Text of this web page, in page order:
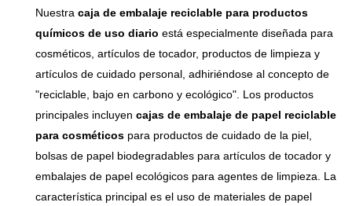
origen vegetal y productos
naturales para el cuidado del
cabello; ampliamente
utilizado en canales de venta
minorista y comercio
electrónico para marcas de
belleza y cuidado personal.
productos de belleza y
cuidado capilar. Fabricadas
con materiales de papel
ecológicos de alta calidad,
estas cajas no solo son
reciclables y biodegradables,
sino que también ofrecen
una imagen elegante y
sofisticada que realzará tu
marca.
Nuestra caja de embalaje reciclable para productos
químicos de uso diario está especialmente diseñada para
cosméticos, artículos de tocador, productos de limpieza y
artículos de cuidado personal, adhiriéndose al concepto de
"reciclable, bajo en carbono y ecológico". Los productos
principales incluyen cajas de embalaje de papel reciclable
para cosméticos para productos de cuidado de la piel,
bolsas de papel biodegradables para artículos de tocador y
embalajes de papel ecológicos para agentes de limpieza. La
característica principal es el uso de materiales de papel